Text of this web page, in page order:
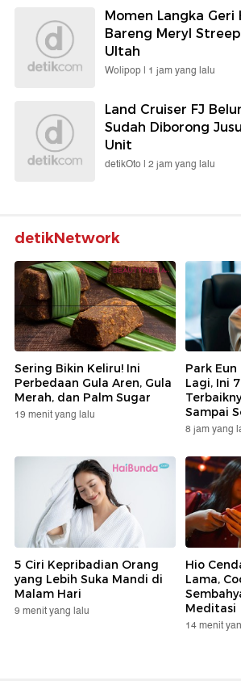
Momen Langka Geri
Bareng Meryl
Ultah
Wolipop | 1 jam yang lalu
Land Cruiser FJ
Sudah Diborong
Unit
detikOto | 2 jam yang lalu
detikNetwork
Sering Bikin Keliru! Ini
Perbedaan Gula Aren, Gula
Merah, dan Palm Sugar
19 menit yang lalu
Park
Lagi, Ini
Sampai
8 jam yang
5 Ciri Kepribadian Orang
yang Lebih Suka Mandi di
Malam Hari
9 menit yang lalu
Hio
Lama,
Meditasi
14 menit